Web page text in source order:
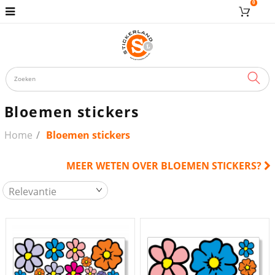
0
Bloemen stickers
Home Bloemen stickers
MEER WETEN OVER BLOEMEN STICKERS?
Relevantie